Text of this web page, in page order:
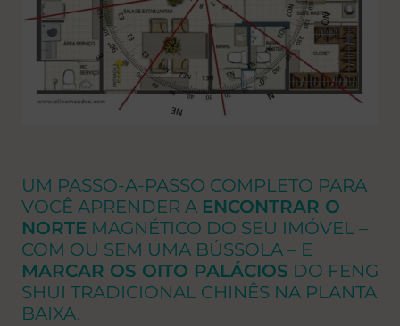
UM PASSO-A-PASSO COMPLETO PARA
VOCÊ APRENDER A ENCONTRAR O
NORTE MAGNÉTICO DO SEU IMÓVEL –
COM OU SEM UMA BÚSSOLA – E
MARCAR OS OITO PALÁCIOS DO FENG
SHUI TRADICIONAL CHINÊS NA PLANTA
BAIXA.